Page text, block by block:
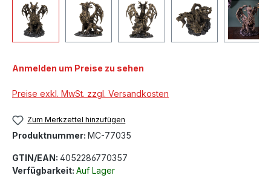
Anmelden um Preise zu sehen
Preise exkl. MwSt. zzgl. Versandkosten
Zum Merkzettel hinzufügen
Produktnummer: MC-77035
GTIN/EAN: 4052286770357
Verfügbarkeit: Auf Lager